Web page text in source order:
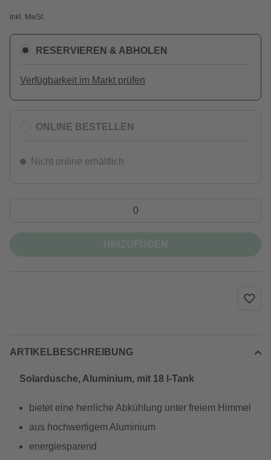
Inkl. MwSt.
RESERVIEREN & ABHOLEN
Verfügbarkeit im Markt prüfen
ONLINE BESTELLEN
Nicht online erhältlich
ARTIKELBESCHREIBUNG
Solardusche, Aluminium, mit 18 l-Tank
bietet eine herrliche Abkühlung unter freiem Himmel
aus hochwertigem Aluminium
energiesparend